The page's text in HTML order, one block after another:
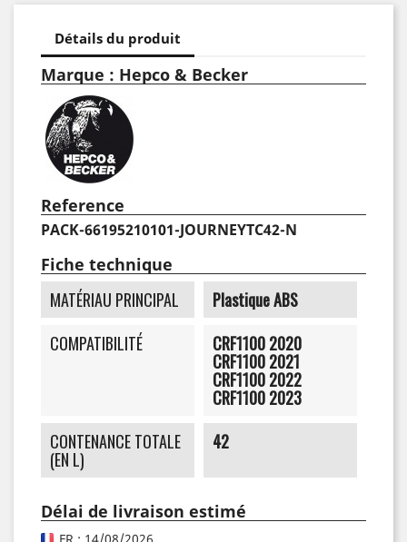
Détails du produit
Marque : Hepco & Becker
Reference
PACK-66195210101-JOURNEYTC42-N
Fiche technique
MATÉRIAU PRINCIPAL
Plastique ABS
COMPATIBILITÉ
CRF1100 2020
CRF1100 2021
CRF1100 2022
CRF1100 2023
CONTENANCE TOTALE
(EN L)
42
Délai de livraison estimé